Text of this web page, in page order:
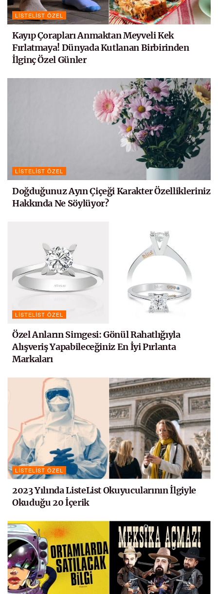
LISTELIST ÖZEL
Kayıp Çorapları Anmaktan Meyveli Kek
Fırlatmaya! Dünyada Kutlanan Birbirinden
İlginç Özel Günler
LISTELIST ÖZEL
Doğduğunuz Ayın Çiçeği Karakter Özellikleriniz
Hakkında Ne Söylüyor?
LISTELIST ÖZEL
Özel Anların Simgesi: Gönül Rahatlığıyla
Alışveriş Yapabileceğiniz En İyi Pırlanta
Markaları
LISTELIST ÖZEL
2023 Yılında ListeList Okuyucularının İlgiyle
Okuduğu 20 İçerik